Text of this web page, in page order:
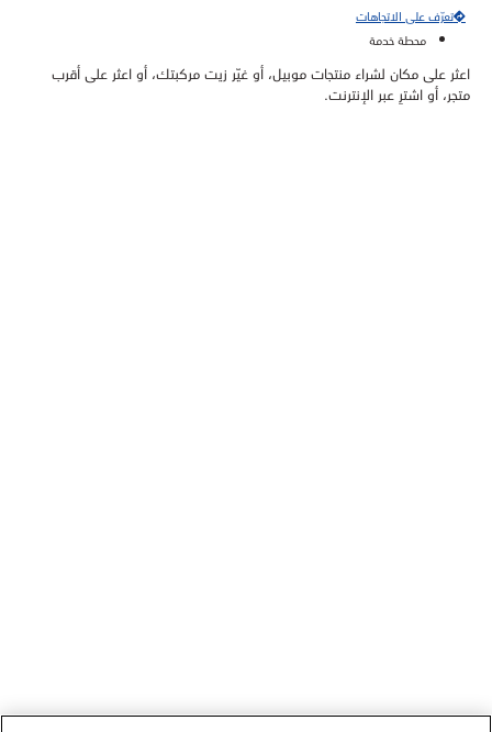
تعرّف على الاتجاهات
محطة خدمة
اعثر على مكان لشراء منتجات موبيل، أو غيّر زيت مركبتك، أو اعثر على أقرب
متجر، أو اشترِ عبر الإنترنت.